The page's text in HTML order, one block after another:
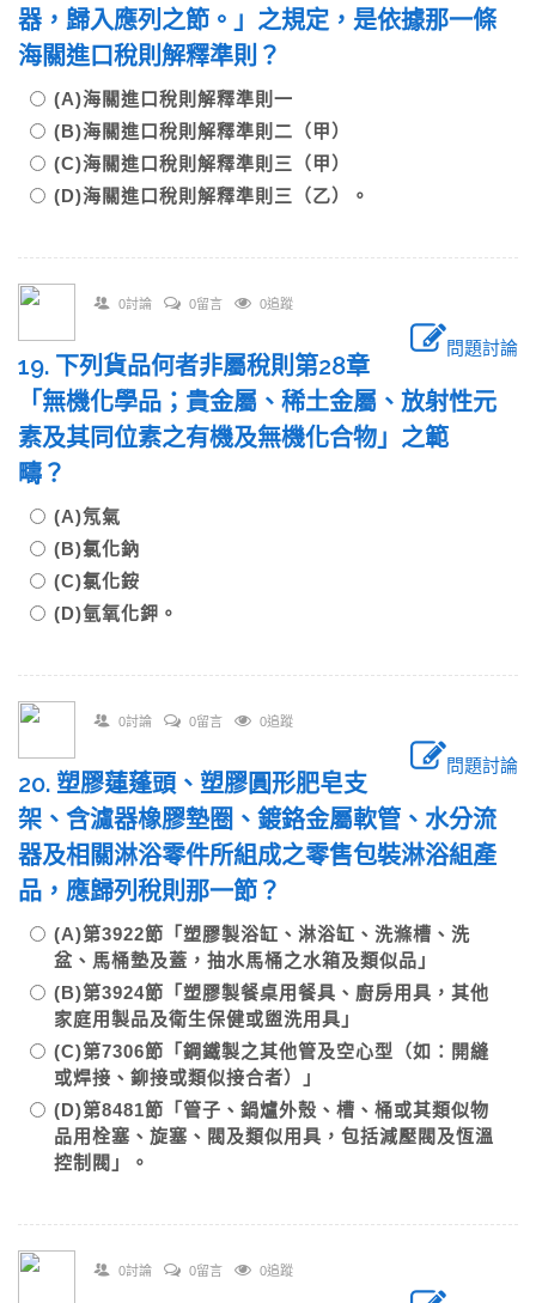
器，歸入應列之節。」之規定，是依據那一條
海關進口稅則解釋準則？
(A)海關進口稅則解釋準則一
(B)海關進口稅則解釋準則二（甲）
(C)海關進口稅則解釋準則三（甲）
(D)海關進口稅則解釋準則三（乙）。
0討論 0留言 0追蹤
問題討論
19. 下列貨品何者非屬稅則第28章
「無機化學品；貴金屬、稀土金屬、放射性元
素及其同位素之有機及無機化合物」之範
疇？
(A)氖氣
(B)氯化鈉
(C)氯化銨
(D)氫氧化鉀。
0討論 0留言 0追蹤
問題討論
20. 塑膠蓮蓬頭、塑膠圓形肥皂支
架、含濾器橡膠墊圈、鍍鉻金屬軟管、水分流
器及相關淋浴零件所組成之零售包裝淋浴組產
品，應歸列稅則那一節？
(A)第3922節「塑膠製浴缸、淋浴缸、洗滌槽、洗
盆、馬桶墊及蓋，抽水馬桶之水箱及類似品」
(B)第3924節「塑膠製餐桌用餐具、廚房用具，其他
家庭用製品及衛生保健或盥洗用具」
(C)第7306節「鋼鐵製之其他管及空心型（如：開縫
或焊接、鉚接或類似接合者）」
(D)第8481節「管子、鍋爐外殼、槽、桶或其類似物
品用栓塞、旋塞、閥及類似用具，包括減壓閥及恆溫
控制閥」。
0討論 0留言 0追蹤